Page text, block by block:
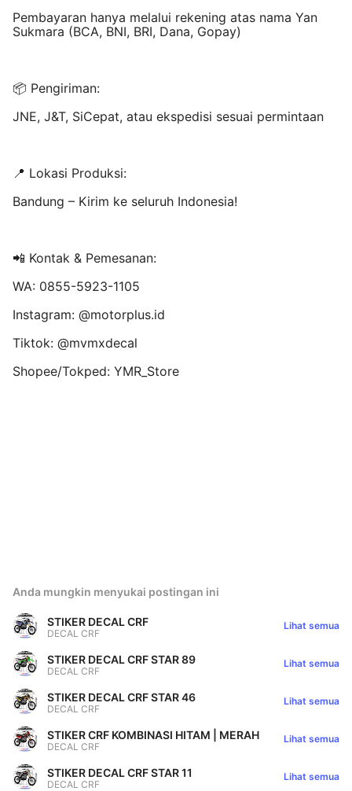
Pembayaran hanya melalui rekening atas nama Yan
Sukmara (BCA, BNI, BRI, Dana, Gopay)
📦 Pengiriman:
JNE, J&T, SiCepat, atau ekspedisi sesuai permintaan
📍 Lokasi Produksi:
Bandung – Kirim ke seluruh Indonesia!
📲 Kontak & Pemesanan:
WA: 0855-5923-1105
Instagram: @motorplus.id
Tiktok: @mvmxdecal
Shopee/Tokped: YMR_Store
Anda mungkin menyukai postingan ini
STIKER DECAL CRF
DECAL CRF
Lihat semua
STIKER DECAL CRF STAR 89
DECAL CRF
Lihat semua
STIKER DECAL CRF STAR 46
DECAL CRF
Lihat semua
STIKER CRF KOMBINASI HITAM | MERAH
DECAL CRF
Lihat semua
STIKER DECAL CRF STAR 11
DECAL CRF
Lihat semua